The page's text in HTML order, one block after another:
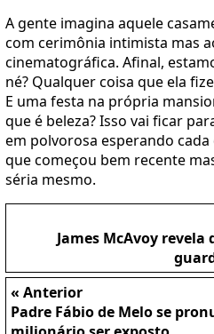
A gente imagina aquele
com cerimônia intimista mas
cinematográfica. Afinal,
né? Qualquer coisa que ela
E uma festa na própria
que é beleza? Isso vai ficar
em polvorosa esperando
que começou bem recente
séria mesmo.
James McAvoy
« Anterior
Padre Fábio de Melo se